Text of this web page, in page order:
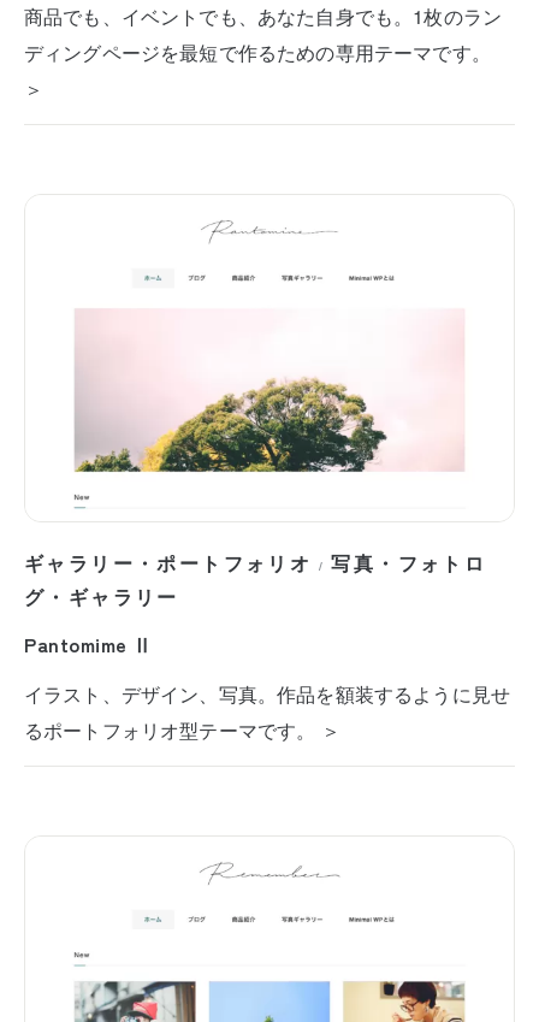
商品でも、イベントでも、あなた自身でも。1枚のラン
ディングページを最短で作るための専用テーマです。
＞
ギャラリー・ポートフォリオ /写真・フォトロ
グ・ギャラリー
Pantomime Ⅱ
イラスト、デザイン、写真。作品を額装するように見せ
るポートフォリオ型テーマです。 ＞